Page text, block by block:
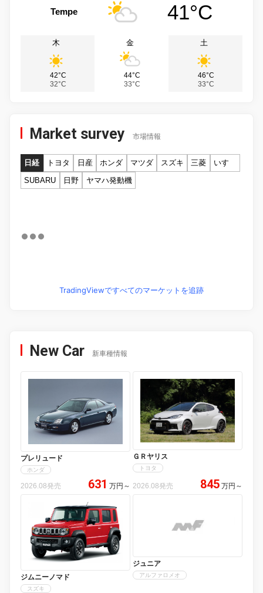
Tempe 41°C
木
42°C
32°C
金
44°C
33°C
土
46°C
33°C
Market survey 市場情報
日経 トヨタ 日産 ホンダ マツダ スズキ 三菱
いすゞ
SUBARU
日野 ヤマハ発動機
TradingViewですべてのマーケットを追跡
New Car 新車種情報
プレリュード
ホンダ
2026.08発売 631 万円 ～
ＧＲヤリス
トヨタ
2026.08発売 845 万円 ～
ジムニーノマド
スズキ
ジュニア
アルファロメオ